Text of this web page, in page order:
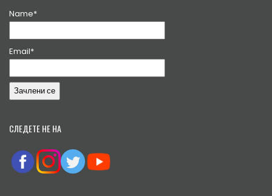
Name*
Email*
СЛЕДЕТЕ НЕ НА